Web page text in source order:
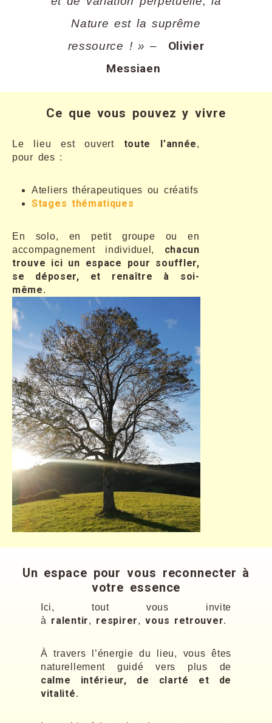
Nature est la suprême
ressource ! » – Olivier
Messiaen
Ce que vous pouvez y vivre
Le lieu est ouvert toute l’année,
pour des :
Ateliers thérapeutiques ou créatifs
Stages thématiques
En solo, en petit groupe ou en
accompagnement individuel, chacun
trouve ici un espace pour souffler,
se déposer, et renaître à soi-
même.
Un espace pour vous reconnecter à
votre essence
Ici, tout vous invite
à ralentir, respirer,vous retrouver.
À travers l’énergie du lieu, vous êtes
naturellement guidé vers plus de
calme intérieur, de clarté et de
vitalité.